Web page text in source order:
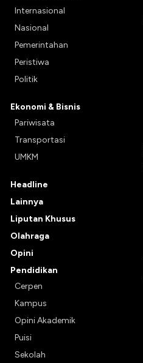
Internasional
Nasional
Pemerintahan
Peristiwa
Politik
Ekonomi & Bisnis
Pariwisata
Transportasi
UMKM
Headline
Lainnya
Liputan Khusus
Olahraga
Opini
Pendidikan
Cerpen
Kampus
Opini Akademik
Puisi
Sekolah